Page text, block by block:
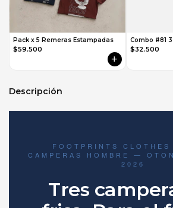
Pack x 5 Remeras Estampadas
$59.500
+
Combo #81 3
$32.500
Descripción
FOOTPRINTS
CAMPERAS HOMBRE —
2026
Tres